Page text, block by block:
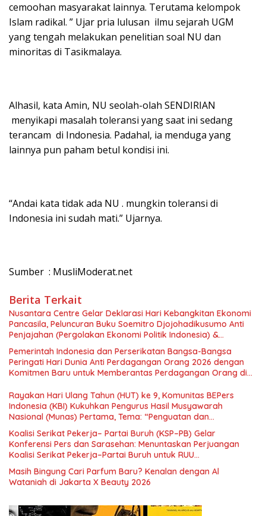
cemoohan masyarakat lainnya. Terutama kelompok
Islam radikal. ” Ujar pria lulusan ilmu sejarah UGM
yang tengah melakukan penelitian soal NU dan
minoritas di Tasikmalaya.
Alhasil, kata Amin, NU seolah-olah SENDIRIAN
menyikapi masalah toleransi yang saat ini sedang
terancam di Indonesia. Padahal, ia menduga yang
lainnya pun paham betul kondisi ini.
“Andai kata tidak ada NU . mungkin toleransi di
Indonesia ini sudah mati.” Ujarnya.
Sumber : MusliModerat.net
Berita Terkait
Nusantara Centre Gelar Deklarasi Hari Kebangkitan Ekonomi
Pancasila, Peluncuran Buku Soemitro Djojohadikusumo Anti
Penjajahan (Pergolakan Ekonomi Politik Indonesia) &
Simposium Nasional “Urgensi Undang-Undang Perekonomian
Nasional dan Kesejahteraan Sosial dalam Menata Bangsa
Menuju Indonesia Emas 2045”,
Pemerintah Indonesia dan Perserikatan Bangsa-Bangsa
Peringati Hari Dunia Anti Perdagangan Orang 2026 dengan
Komitmen Baru untuk Memberantas Perdagangan Orang di
Rayakan Hari Ulang Tahun (HUT) ke 9, Komunitas BEPers
Indonesia (KBI) Kukuhkan Pengurus Hasil Musyawarah
Nasional (Munas) Pertama, Tema: “Penguatan dan
Pengembangan Organisasi KBI yang Berbasis Riset di seluruh
Indonesia dan Mancanegara”.
Koalisi Serikat Pekerja– Partai Buruh (KSP–PB) Gelar
Konferensi Pers dan Sarasehan: Menuntaskan Perjuangan
Koalisi Serikat Pekerja–Partai Buruh untuk RUU
Ketenagakerjaan Baru.
Masih Bingung Cari Parfum Baru? Kenalan dengan Al
Wataniah di Jakarta X Beauty 2026